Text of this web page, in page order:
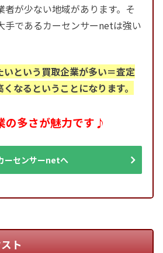
者が少ない地域があります。そ
手であるカーセンサーnetは強い
いという買取企業が多い＝査定
なるということになります。
の多さが魅力です♪
ーセンサーnetへ
ト